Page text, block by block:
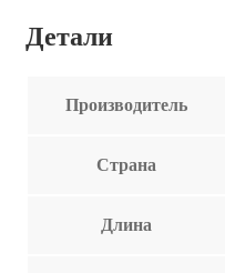
Детали
Производитель
Страна
Длина